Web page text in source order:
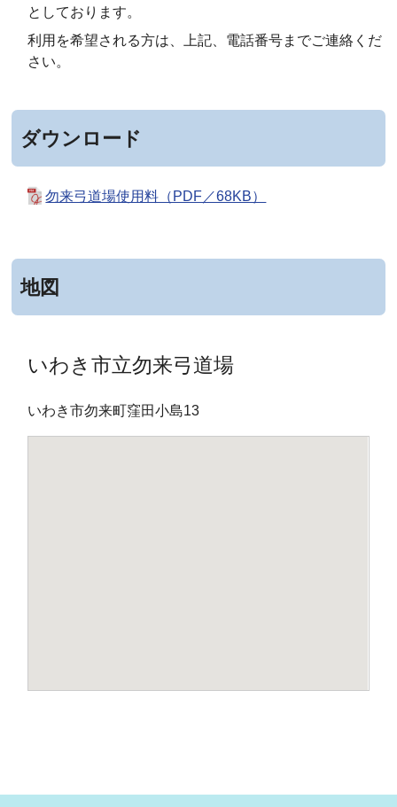
としております。
利用を希望される方は、上記、電話番号までご連絡くだ
さい。
ダウンロード
勿来弓道場使用料（PDF／68KB）
地図
いわき市立勿来弓道場
いわき市勿来町窪田小島13